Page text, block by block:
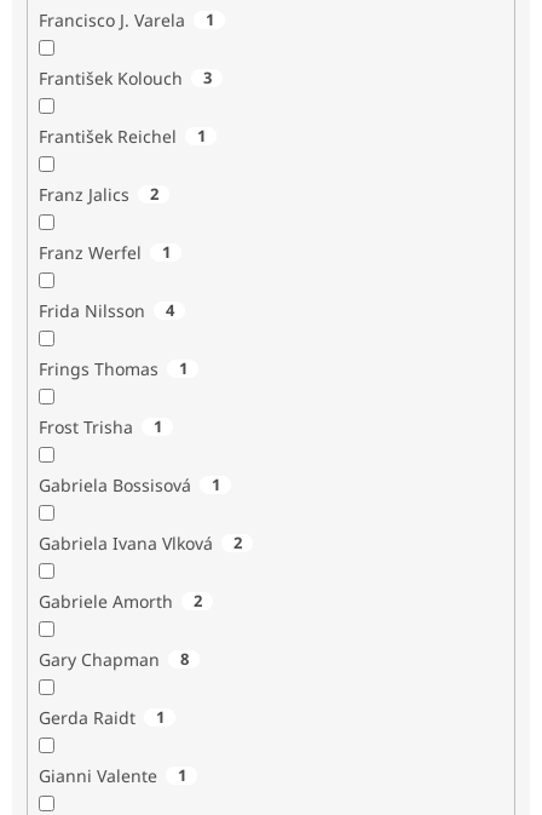
Francisco J. Varela 1
František Kolouch 3
František Reichel 1
Franz Jalics 2
Franz Werfel 1
Frida Nilsson 4
Frings Thomas 1
Frost Trisha 1
Gabriela Bossisová 1
Gabriela Ivana Vlková 2
Gabriele Amorth 2
Gary Chapman 8
Gerda Raidt 1
Gianni Valente 1